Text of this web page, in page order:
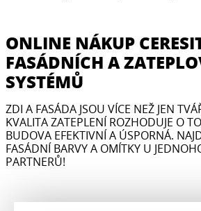
ONLINE NÁKUP
FASÁDNÍCH A
SYSTÉMŮ
ZDI A FASÁDA JSOU VÍCE NEŽ JEN
KVALITA ZATEPLENÍ ROZHODUJE O
BUDOVA EFEKTIVNÍ A ÚSPORNÁ.
FASÁDNÍ BARVY A OMÍTKY U
PARTNERŮ!